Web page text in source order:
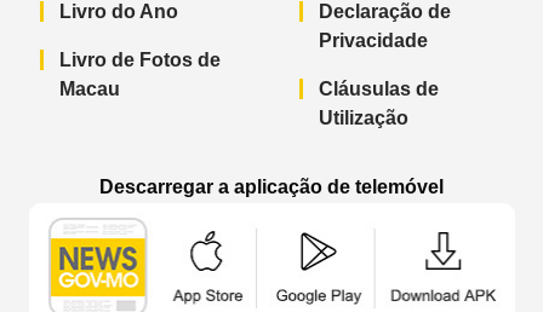
Livro do Ano
Livro de Fotos de
Macau
Declaração de
Privacidade
Cláusulas de
Utilização
Descarregar a aplicação de telemóvel